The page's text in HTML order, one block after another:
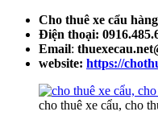
Cho thuê xe cẩu
Điện thoại:
Email:
website: https://
cho thuê xe cẩu, cho